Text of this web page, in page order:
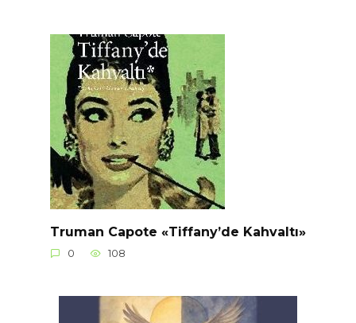
Truman Capote «Tiffany’de Kahvaltı»
0 108